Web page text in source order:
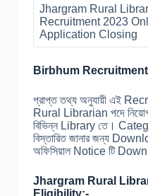
Jhargram Rural
Recruitment 2023
Application Closing
Birbhum Recruitment
প্রাপ্ত তথ্য অনুযায়ী এই
Rural Librarian পদে
বিভিন্ন Library তে।
বিস্তারিত জানার জন্য
অফিসিয়াল Notice টি
Jhargram Rural
Eligibility:-